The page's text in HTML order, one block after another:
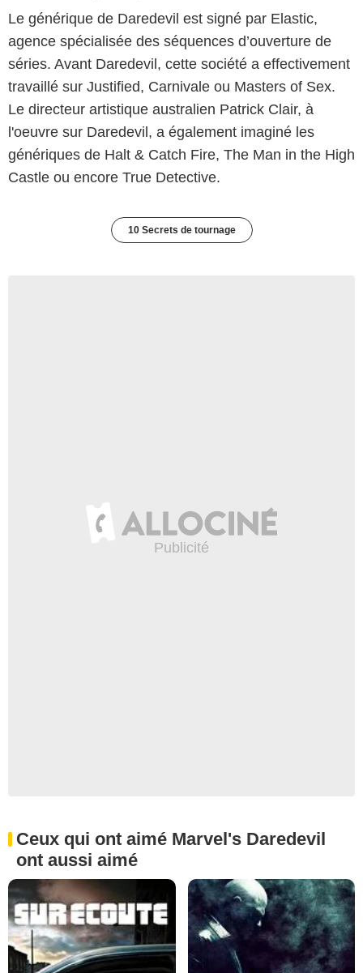
Le générique de Daredevil est signé par Elastic,
agence spécialisée des séquences d’ouverture de
séries. Avant Daredevil, cette société a effectivement
travaillé sur Justified, Carnivale ou Masters of Sex.
Le directeur artistique australien Patrick Clair, à
l'oeuvre sur Daredevil, a également imaginé les
génériques de Halt & Catch Fire, The Man in the High
Castle ou encore True Detective.
10 Secrets de tournage
Ceux qui ont aimé Marvel's Daredevil
ont aussi aimé